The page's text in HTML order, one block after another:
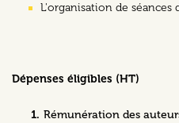
L'organisation de séances
Dépenses éligibles (HT)
Rémunération des